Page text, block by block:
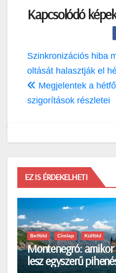
Kapcsolódó
Bejegyzés
navigáció
Szinkronizációs hiba
oltását halasztják el
Megjelentek a
szigorítások részletei
EZ IS ÉRDEKELHETI
Belföld Címlap Külföld
Montenegró:
lesz egyszerű